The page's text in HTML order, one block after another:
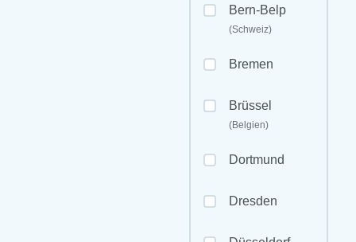
Bern-Belp
(Schweiz)
Bremen
Brüssel
(Belgien)
Dortmund
Dresden